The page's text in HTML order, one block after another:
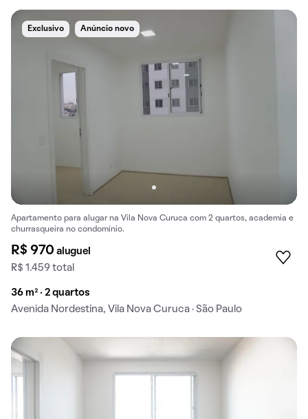
Exclusivo Anúncio novo
Apartamento para alugar na Vila Nova Curuca com 2 quartos, academia e
churrasqueira no condomínio.
R$ 970aluguel
R$ 1.459 total
36 m² · 2 quartos
Avenida Nordestina, Vila Nova Curuca · São Paulo